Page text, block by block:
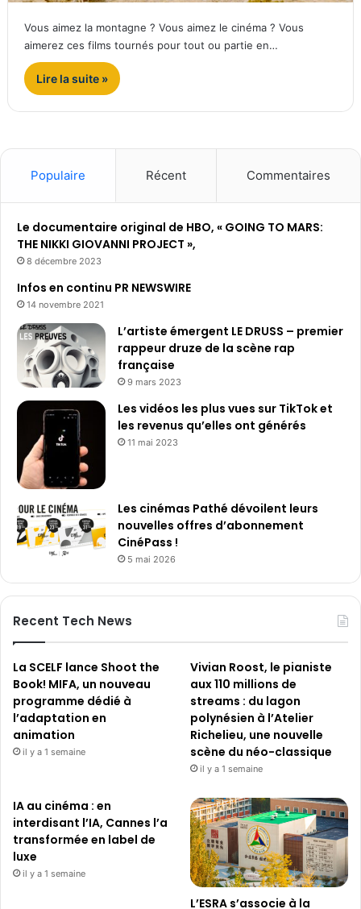
Vous aimez la montagne ? Vous aimez le cinéma ? Vous
aimerez ces films tournés pour tout ou partie en…
Lire la suite »
Populaire Récent Commentaires
Le documentaire original de HBO, « GOING TO MARS:
THE NIKKI GIOVANNI PROJECT »,
8 décembre 2023
Infos en continu PR NEWSWIRE
14 novembre 2021
L’artiste émergent LE DRUSS – premier
rappeur druze de la scène rap
française
9 mars 2023
Les vidéos les plus vues sur TikTok et
les revenus qu’elles ont générés
11 mai 2023
Les cinémas Pathé dévoilent leurs
nouvelles offres d’abonnement
CinéPass !
5 mai 2026
Recent Tech News
La SCELF lance Shoot the
Book! MIFA, un nouveau
programme dédié à
l’adaptation en
animation
il y a 1 semaine
Vivian Roost, le pianiste
aux 110 millions de
streams : du lagon
polynésien à l’Atelier
Richelieu, une nouvelle
scène du néo-classique
il y a 1 semaine
IA au cinéma : en
interdisant l’IA, Cannes l’a
transformée en label de
luxe
il y a 1 semaine
L’ESRA s’associe à la